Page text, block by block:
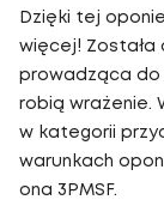
Dzięki tej
więcej! Została
prowadząca do
robią wrażenie.
w kategorii
warunkach
ona 3PMSF.